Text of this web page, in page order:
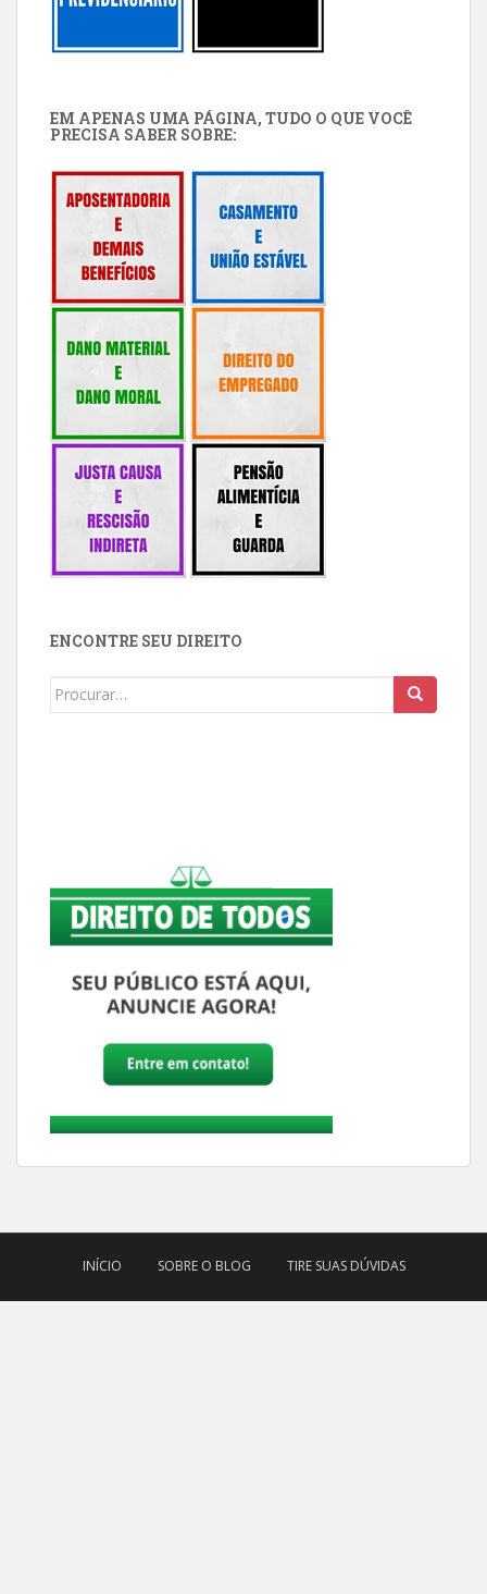
EM APENAS UMA PÁGINA, TUDO O QUE VOCÊ
PRECISA SABER SOBRE:
ENCONTRE SEU DIREITO
Buscar:
INÍCIO SOBRE O BLOG TIRE SUAS DÚVIDAS